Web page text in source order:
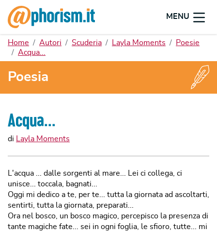
MENU
Home Autori Scuderia Layla Moments
Poesie
Acqua...
Poesia
Acqua...
di Layla Moments
L'acqua ... dalle sorgenti al mare... Lei ci collega, ci
unisce... toccala, bagnati...
Oggi mi dedico a te, per te... tutta la giornata ad ascoltarti,
sentirti, tutta la giornata, preparati...
Ora nel bosco, un bosco magico, percepisco la presenza di
tante magiche fate... sei in ogni foglia, le sfioro, tutte... mi